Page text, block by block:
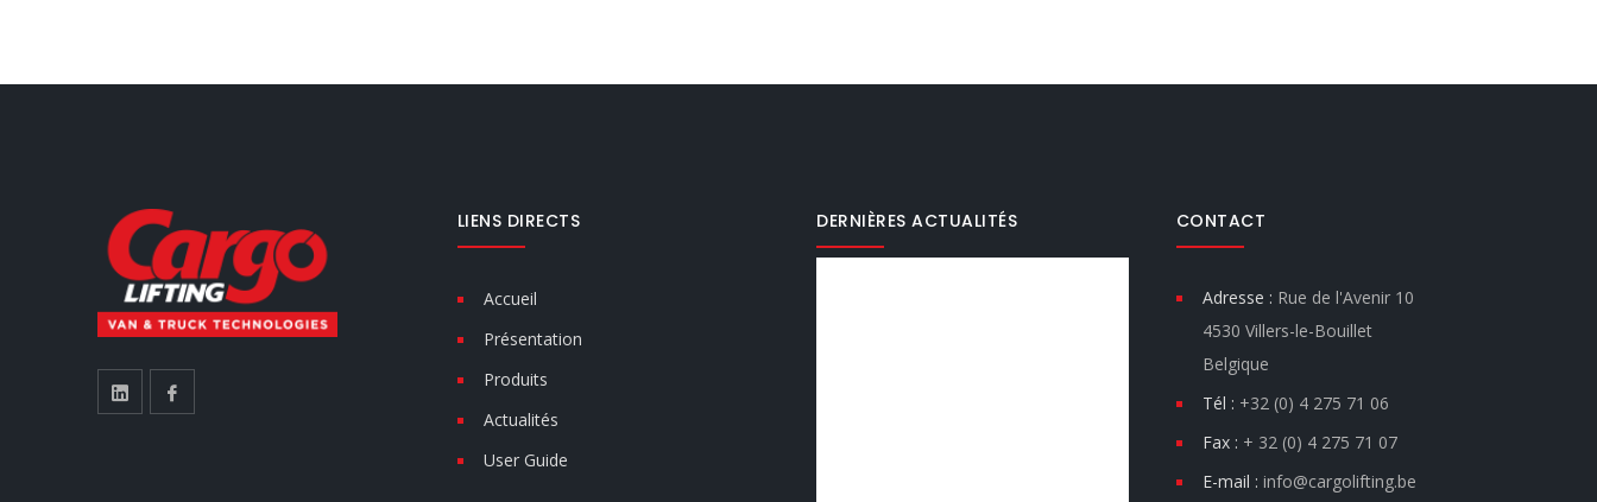
LIENS DIRECTS
Accueil
Présentation
Produits
Actualités
User Guide
DERNIÈRES ACTUALITÉS CONTACT
Adresse : Rue de l'Avenir 10
4530 Villers-le-Bouillet
Belgique
Tél : +32 (0) 4 275 71 06
Fax : + 32 (0) 4 275 71 07
E-mail : info@cargolifting.be